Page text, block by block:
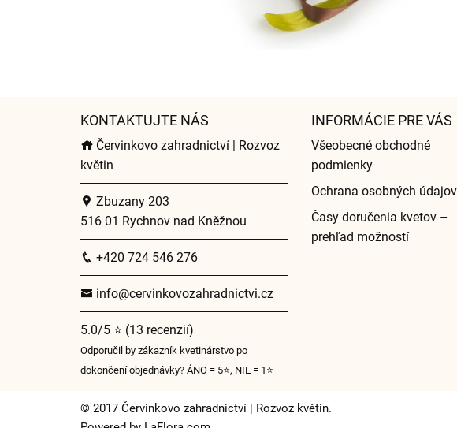
KONTAKTUJTE NÁS
Červinkovo zahradnictví | Rozvoz
květin
Zbuzany 203
516 01 Rychnov nad Kněžnou
+420 724 546 276
info@cervinkovozahradnictvi.cz
5.0/5 ⭐ (13 recenzií)
Odporučil by zákazník kvetinárstvo po
dokončení objednávky? ÁNO = 5⭐, NIE = 1⭐
INFORMÁCIE PRE VÁS
Všeobecné obchodné
podmienky
Ochrana osobných údajov
Časy doručenia kvetov –
prehľad možností
© 2017 Červinkovo zahradnictví | Rozvoz květin.